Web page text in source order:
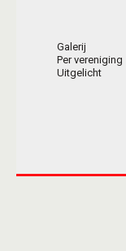
Galerij
Per vereniging
Uitgelicht